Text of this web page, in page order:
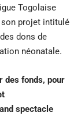
Togolaise
son projet intitulé
dons de
néonatale.
des fonds, pour
spectacle